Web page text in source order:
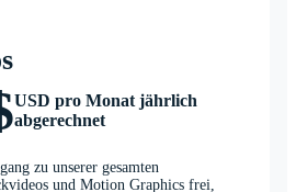
USD pro Monat jährlich
abgerechnet
zu unserer gesamten
und Motion Graphics frei,